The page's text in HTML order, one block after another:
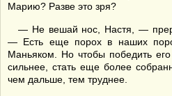
Марию? Разве это зря?
— Не вешай нос, Настя, —
— Есть еще порох в наших
Маньяком. Но чтобы победить
сильнее, стать еще более
чем дальше, тем труднее.